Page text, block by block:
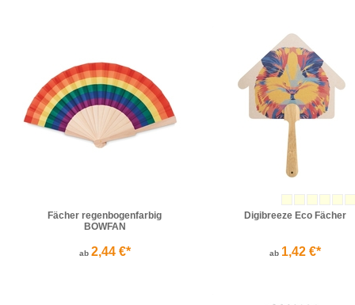
Fächer regenbogenfarbig
BOWFAN
ab 2,44 €*
Digibreeze Eco Fächer
ab 1,42 €*